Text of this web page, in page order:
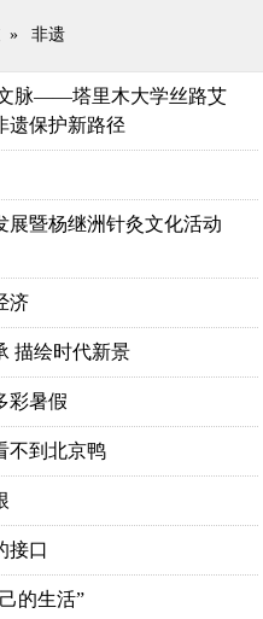
» 非遗
脉——塔里木大学丝路艾
遗保护新路径
展暨杨继洲针灸文化活动
济
描绘时代新景
彩暑假
不到北京鸭
接口
的生活”